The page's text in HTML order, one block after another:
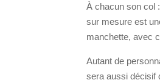
À chacun son col
sur mesure est
manchette, avec
Autant de
sera aussi décisif